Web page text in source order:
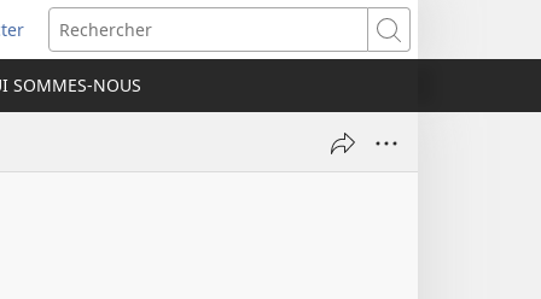
Rechercher
SOMMES-NOUS